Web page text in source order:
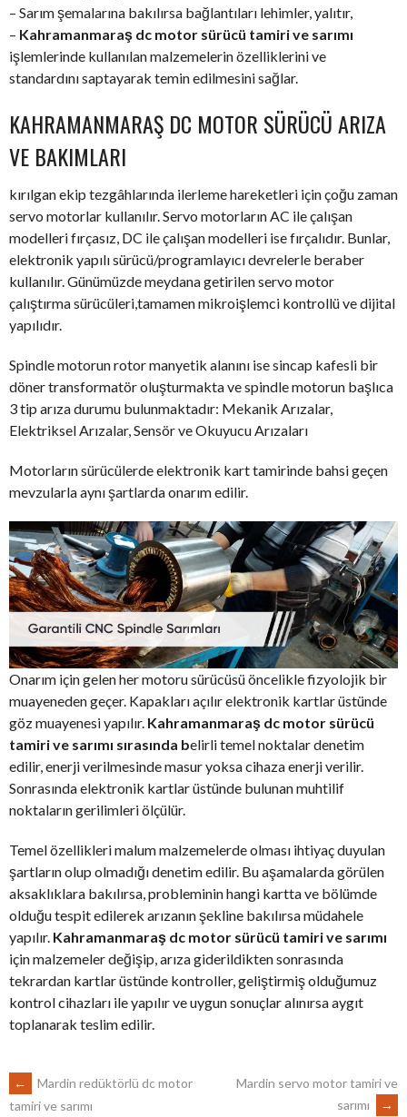
– Sarım şemalarına bakılırsa bağlantıları lehimler, yalıtır,
– Kahramanmaraş dc motor sürücü tamiri ve sarımı
işlemlerinde kullanılan malzemelerin özelliklerini ve
standardını saptayarak temin edilmesini sağlar.
KAHRAMANMARAŞ DC MOTOR SÜRÜCÜ ARIZA
VE BAKIMLARI
kırılgan ekip tezgâhlarında ilerleme hareketleri için çoğu zaman
servo motorlar kullanılır. Servo motorların AC ile çalışan
modelleri fırçasız, DC ile çalışan modelleri ise fırçalıdır. Bunlar,
elektronik yapılı sürücü/programlayıcı devrelerle beraber
kullanılır. Günümüzde meydana getirilen servo motor
çalıştırma sürücüleri,tamamen mikroişlemci kontrollü ve dijital
yapılıdır.
Spindle motorun rotor manyetik alanını ise sincap kafesli bir
döner transformatör oluşturmakta ve spindle motorun başlıca
3 tip arıza durumu bulunmaktadır: Mekanik Arızalar,
Elektriksel Arızalar, Sensör ve Okuyucu Arızaları
Motorların sürücülerde elektronik kart tamirinde bahsi geçen
mevzularla aynı şartlarda onarım edilir.
Onarım için gelen her motoru sürücüsü öncelikle fizyolojik bir
muayeneden geçer. Kapakları açılır elektronik kartlar üstünde
göz muayenesi yapılır. Kahramanmaraş dc motor sürücü
tamiri ve sarımı sırasında belirli temel noktalar denetim
edilir, enerji verilmesinde masur yoksa cihaza enerji verilir.
Sonrasında elektronik kartlar üstünde bulunan muhtilif
noktaların gerilimleri ölçülür.
Temel özellikleri malum malzemelerde olması ihtiyaç duyulan
şartların olup olmadığı denetim edilir. Bu aşamalarda görülen
aksaklıklara bakılırsa, probleminin hangi kartta ve bölümde
olduğu tespit edilerek arızanın şekline bakılırsa müdahele
yapılır. Kahramanmaraş dc motor sürücü tamiri ve sarımı
için malzemeler değişip, arıza giderildikten sonrasında
tekrardan kartlar üstünde kontroller, geliştirmiş olduğumuz
kontrol cihazları ile yapılır ve uygun sonuçlar alınırsa aygıt
toplanarak teslim edilir.
POST
←
Mardin redüktörlü dc motor
tamiri ve sarımı
Mardin servo motor tamiri ve
sarımı
→